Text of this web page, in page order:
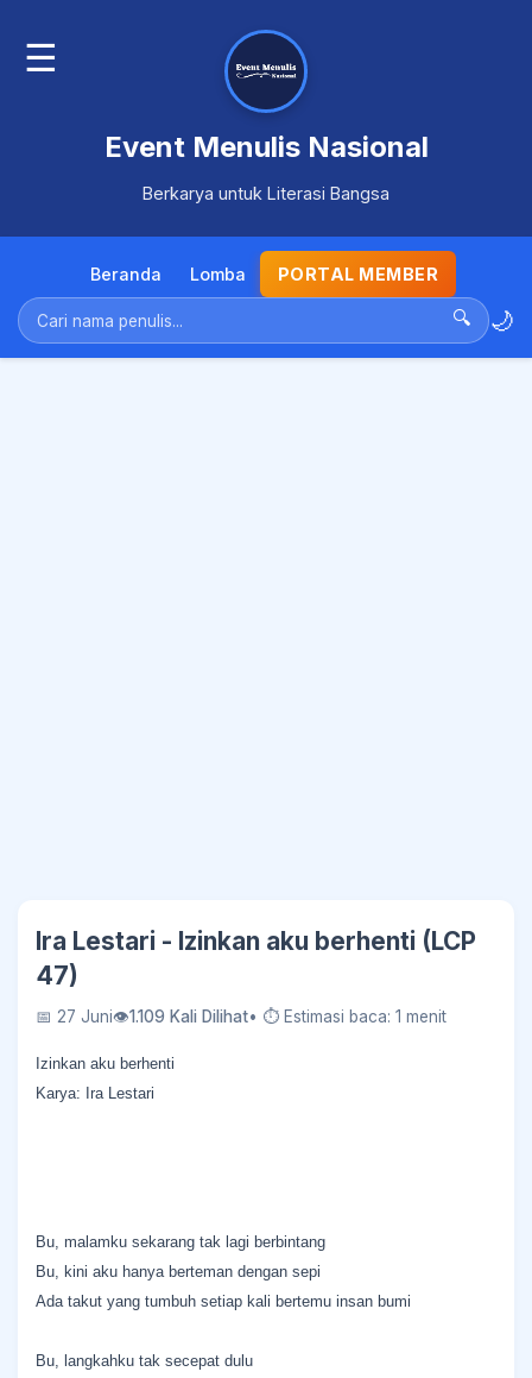
☰
Event Menulis Nasional
Berkarya untuk Literasi Bangsa
Beranda Lomba PORTAL MEMBER
🔍 🌙
Ira Lestari - Izinkan aku berhenti (LCP
47)
📅 27 Juni👁1.109 Kali Dilihat• ⏱ Estimasi baca: 1 menit
Izinkan aku berhenti
Karya: Ira Lestari
Bu, malamku sekarang tak lagi berbintang
Bu, kini aku hanya berteman dengan sepi
Ada takut yang tumbuh setiap kali bertemu insan bumi
Bu, langkahku tak secepat dulu